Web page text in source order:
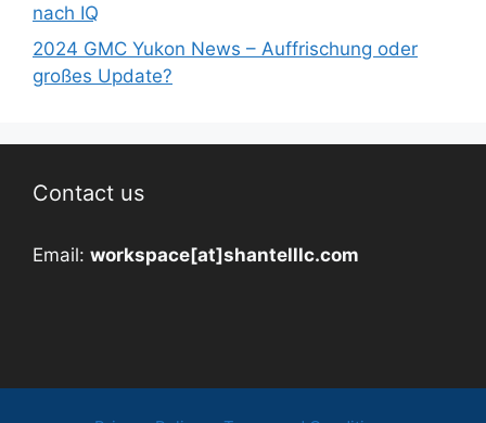
nach IQ
2024 GMC Yukon News – Auffrischung oder
großes Update?
Contact us
Email: workspace[at]shantelllc.com